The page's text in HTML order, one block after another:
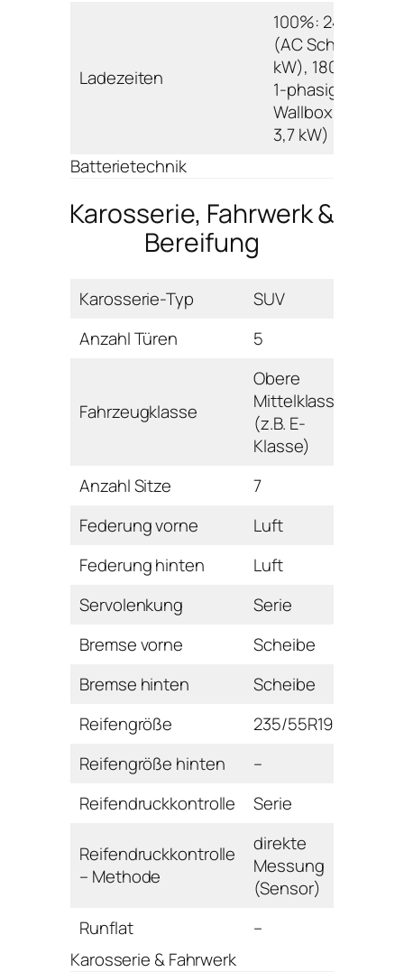
Ladezeiten
100%: 240 min.
(AC Schuko 2,3
kW), 180 min. (AC
1-phasig
Wallbox/
3,7 kW)
Batterietechnik
Karosserie, Fahrwerk &
Bereifung
Karosserie-Typ
SUV
Anzahl Türen
5
Fahrzeugklasse
Obere
Mittelklasse
(z.B. E-
Klasse)
Anzahl Sitze
7
Federung vorne
Luft
Federung hinten
Luft
Servolenkung
Serie
Bremse vorne
Scheibe
Bremse hinten
Scheibe
Reifengröße
235/55R19
Reifengröße hinten
–
Reifendruckkontrolle
Serie
Reifendruckkontrolle
– Methode
direkte
Messung
(Sensor)
Runflat
–
Karosserie & Fahrwerk